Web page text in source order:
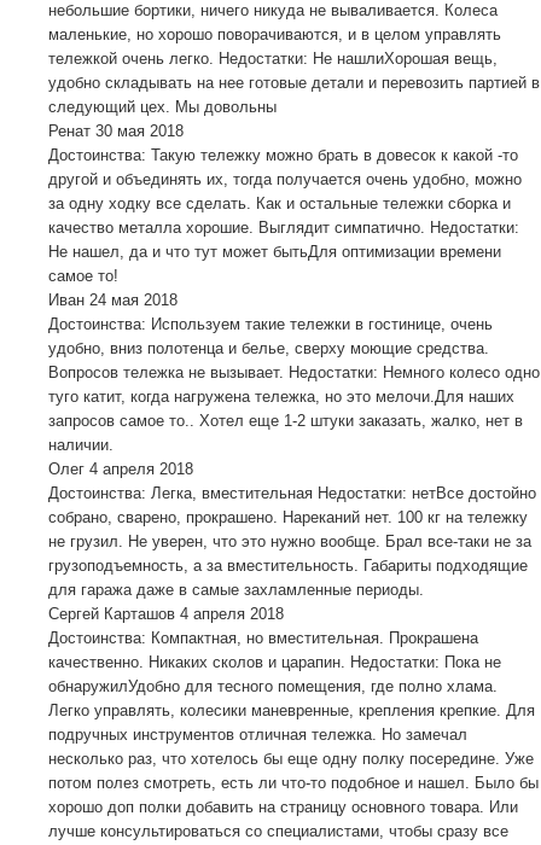
небольшие бортики, ничего никуда не вываливается. Колеса
маленькие, но хорошо поворачиваются, и в целом управлять
тележкой очень легко. Недостатки: Не нашлиХорошая вещь,
удобно складывать на нее готовые детали и перевозить партией в
следующий цех. Мы довольны
Ренат 30 мая 2018
Достоинства: Такую тележку можно брать в довесок к какой -то
другой и объединять их, тогда получается очень удобно, можно
за одну ходку все сделать. Как и остальные тележки сборка и
качество металла хорошие. Выглядит симпатично. Недостатки:
Не нашел, да и что тут может бытьДля оптимизации времени
самое то!
Иван 24 мая 2018
Достоинства: Используем такие тележки в гостинице, очень
удобно, вниз полотенца и белье, сверху моющие средства.
Вопросов тележка не вызывает. Недостатки: Немного колесо одно
туго катит, когда нагружена тележка, но это мелочи.Для наших
запросов самое то.. Хотел еще 1-2 штуки заказать, жалко, нет в
наличии.
Олег 4 апреля 2018
Достоинства: Легка, вместительная Недостатки: нетВсе достойно
собрано, сварено, прокрашено. Нареканий нет. 100 кг на тележку
не грузил. Не уверен, что это нужно вообще. Брал все-таки не за
грузоподъемность, а за вместительность. Габариты подходящие
для гаража даже в самые захламленные периоды.
Сергей Карташов 4 апреля 2018
Достоинства: Компактная, но вместительная. Прокрашена
качественно. Никаких сколов и царапин. Недостатки: Пока не
обнаружилУдобно для тесного помещения, где полно хлама.
Легко управлять, колесики маневренные, крепления крепкие. Для
подручных инструментов отличная тележка. Но замечал
несколько раз, что хотелось бы еще одну полку посередине. Уже
потом полез смотреть, есть ли что-то подобное и нашел. Было бы
хорошо доп полки добавить на страницу основного товара. Или
лучше консультироваться со специалистами, чтобы сразу все